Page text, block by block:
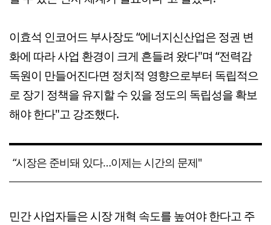
이효석 인코어드 부사장도 “에너지신산업은 정권 변
화에 따라 사업 환경이 크게 흔들려 왔다"며 “전력감
독원이 만들어진다면 정치적 영향으로부터 독립적으
로 장기 정책을 유지할 수 있을 정도의 독립성을 확보
해야 한다"고 강조했다.
“시장은 준비돼 있다…이제는 시간의 문제"
민간 사업자들은 시장 개혁 속도를 높여야 한다고 주